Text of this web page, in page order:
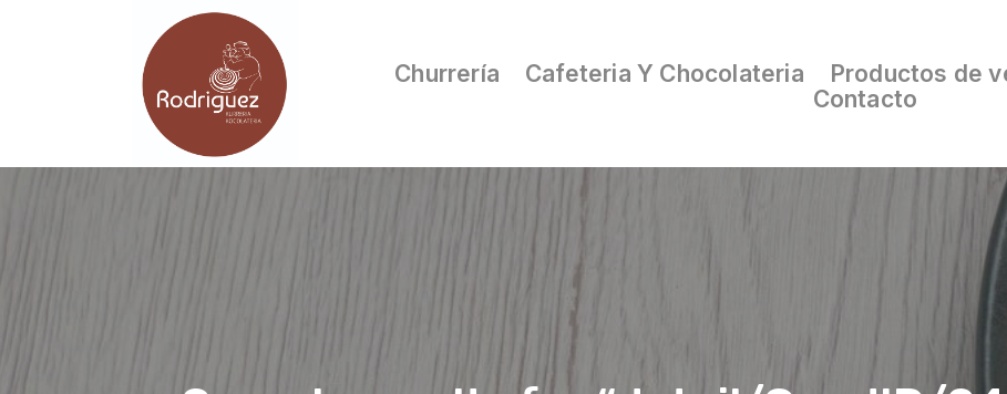
Churrería Cafeteria Y Chocolateria Productos de
Contacto